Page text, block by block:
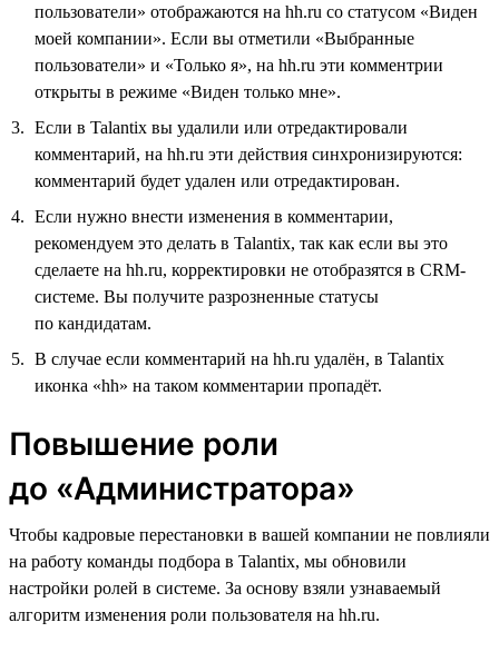
пользователи» отображаются на hh.ru со статусом «Виден
моей компании». Если вы отметили «Выбранные
пользователи» и «Только я», на hh.ru эти комментрии
открыты в режиме «Виден только мне».
Если в Talantix вы удалили или отредактировали
комментарий, на hh.ru эти действия синхронизируются:
комментарий будет удален или отредактирован.
Если нужно внести изменения в комментарии,
рекомендуем это делать в Talantix, так как если вы это
сделаете на hh.ru, корректировки не отобразятся в CRM-
системе. Вы получите разрозненные статусы
по кандидатам.
В случае если комментарий на hh.ru удалён, в Talantix
иконка «hh» на таком комментарии пропадёт.
Повышение роли
до «Администратора»
Чтобы кадровые перестановки в вашей компании не повлияли
на работу команды подбора в Talantix, мы обновили
настройки ролей в системе. За основу взяли узнаваемый
алгоритм изменения роли пользователя на hh.ru.